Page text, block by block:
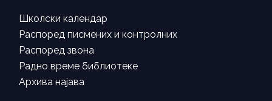
Школски календар
Распоред писмених и контролних
Распоред звона
Радно време библиотеке
Архива најава